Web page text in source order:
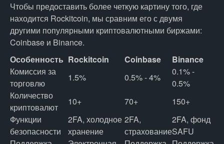
Чтобы предоставить более четкую картину того, где
находится Rockitcoin, мы сравним его с двумя
другими популярными криптовалютными биржами:
Coinbase и Binance.
Особенность Rockitcoin Coinbase
Binance
Комиссия за
торговлю
1.5% 0.5% - 4%
0.1% -
0.5%
Количество
криптовалют
10+ 70+
150+
Функции
безопасности
2FA, холодное
хранение
2FA,
страхование
2FA, фонд
SAFU